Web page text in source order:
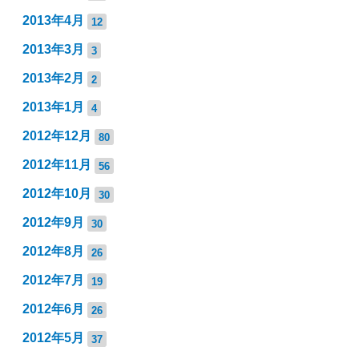
2013年4月 12
2013年3月 3
2013年2月 2
2013年1月 4
2012年12月 80
2012年11月 56
2012年10月 30
2012年9月 30
2012年8月 26
2012年7月 19
2012年6月 26
2012年5月 37